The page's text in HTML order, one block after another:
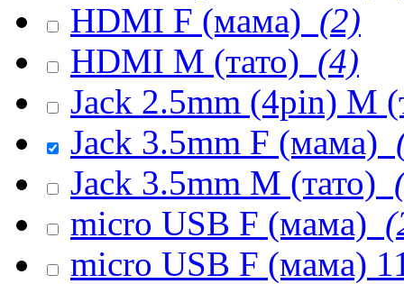
HDMI F (мама) (2)
HDMI M (тато) (4)
Jack 2.5mm (4pin) M
Jack 3.5mm F (мама)
Jack 3.5mm M (тато)
micro USB F (мама)
micro USB F (мама)